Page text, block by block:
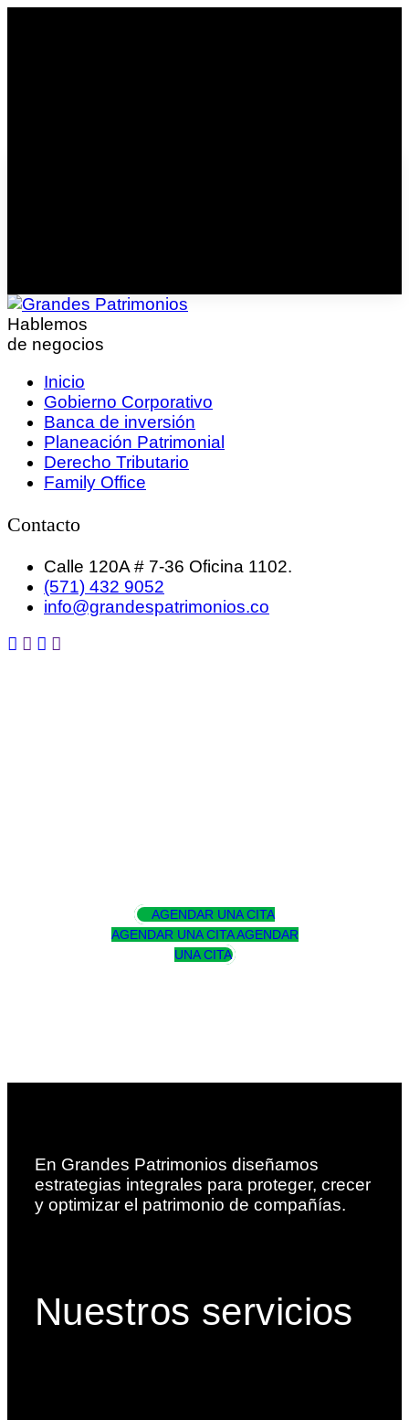
Hablemos
de negocios
Inicio
Gobierno Corporativo
Banca de inversión
Planeación Patrimonial
Derecho Tributario
Family Office
Contacto
Calle 120A # 7-36 Oficina 1102.
(571) 432 9052
info@grandespatrimonios.co
AGENDAR UNA CITA
AGENDAR UNA CITA AGENDAR
UNA CITA
En Grandes Patrimonios diseñamos
estrategias integrales para proteger, crecer
y optimizar el patrimonio de compañías.
Nuestros servicios